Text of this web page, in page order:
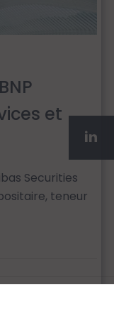
et
Securities
teneur